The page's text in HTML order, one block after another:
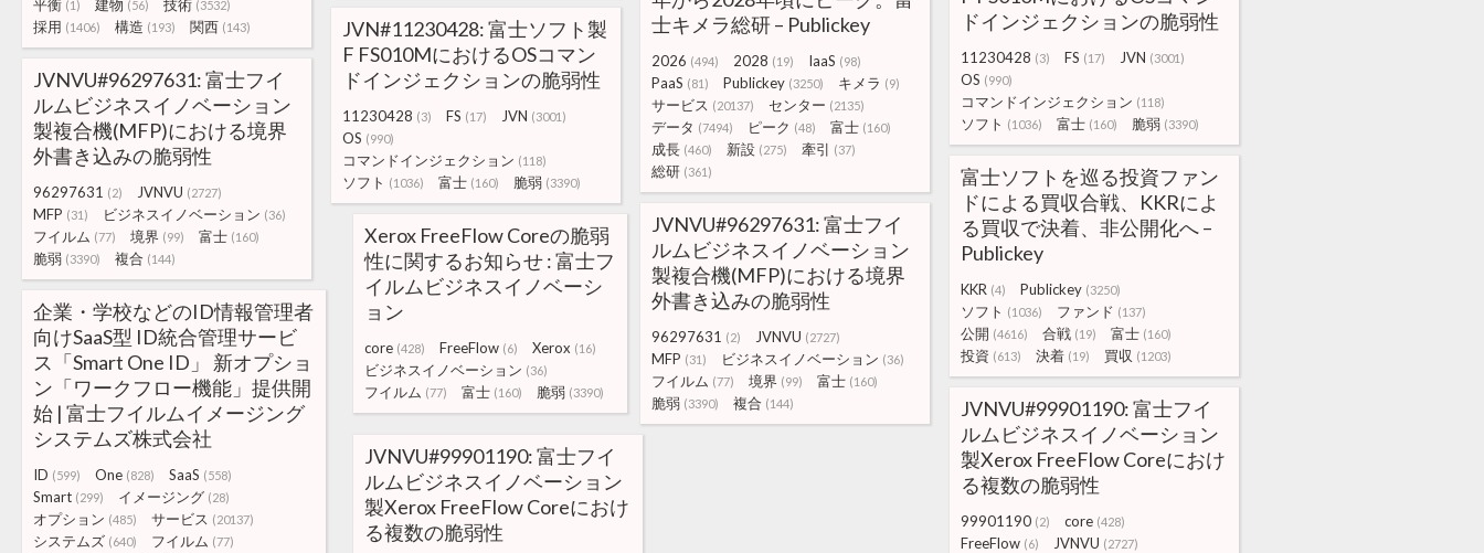
平衡 (1) 建物 (56) 技術 (3532)
採用 (1406) 構造 (193) 関西 (143)
士キメラ総研 – Publickey
2026 (494) 2028 (19) IaaS (98)
PaaS (81) Publickey (3250) キメラ (9)
サービス (20137) センター (2135)
データ (7494) ピーク (48) 富士 (160)
成長 (460) 新設 (275) 牽引 (37)
総研 (361)
ドインジェクションの脆弱性
11230428 (3) FS (17) JVN (3001)
OS (990)
コマンドインジェクション (118)
ソフト (1036) 富士 (160) 脆弱 (3390)
JVN#11230428: 富士ソフト製
F FS010MにおけるOSコマン
ドインジェクションの脆弱性
11230428 (3) FS (17) JVN (3001)
OS (990)
コマンドインジェクション (118)
ソフト (1036) 富士 (160) 脆弱 (3390)
JVNVU#96297631: 富士フイ
ルムビジネスイノベーション
製複合機(MFP)における境界
外書き込みの脆弱性
96297631 (2) JVNVU (2727)
MFP (31) ビジネスイノベーション (36)
フイルム (77) 境界 (99) 富士 (160)
脆弱 (3390) 複合 (144)
富士ソフトを巡る投資ファン
ドによる買収合戦、KKRによ
る買収で決着、非公開化へ –
Publickey
KKR (4) Publickey (3250)
ソフト (1036) ファンド (137)
公開 (4616) 合戦 (19) 富士 (160)
投資 (613) 決着 (19) 買収 (1203)
JVNVU#96297631: 富士フイ
ルムビジネスイノベーション
製複合機(MFP)における境界
外書き込みの脆弱性
96297631 (2) JVNVU (2727)
MFP (31) ビジネスイノベーション (36)
フイルム (77) 境界 (99) 富士 (160)
脆弱 (3390) 複合 (144)
企業・学校などのID情報管理者
向けSaaS型 ID統合管理サービ
ス「Smart One ID」 新オプショ
ン「ワークフロー機能」提供開
始 | 富士フイルムイメージング
システムズ株式会社
ID (599) One (828) SaaS (558)
Smart (299) イメージング (28)
オプション (485) サービス (20137)
システムズ (640) フイルム (77)
JVNVU#99901190: 富士フイ
ルムビジネスイノベーション
製Xerox FreeFlow Coreにおけ
る複数の脆弱性
99901190 (2) core (428)
FreeFlow (6) JVNVU (2727)
Xerox FreeFlow Coreの脆弱
性に関するお知らせ : 富士フ
イルムビジネスイノベーシ
ョン
core (428) FreeFlow (6) Xerox (16)
ビジネスイノベーション (36)
フイルム (77) 富士 (160) 脆弱 (3390)
JVNVU#99901190: 富士フイ
ルムビジネスイノベーション
製Xerox FreeFlow Coreにおけ
る複数の脆弱性